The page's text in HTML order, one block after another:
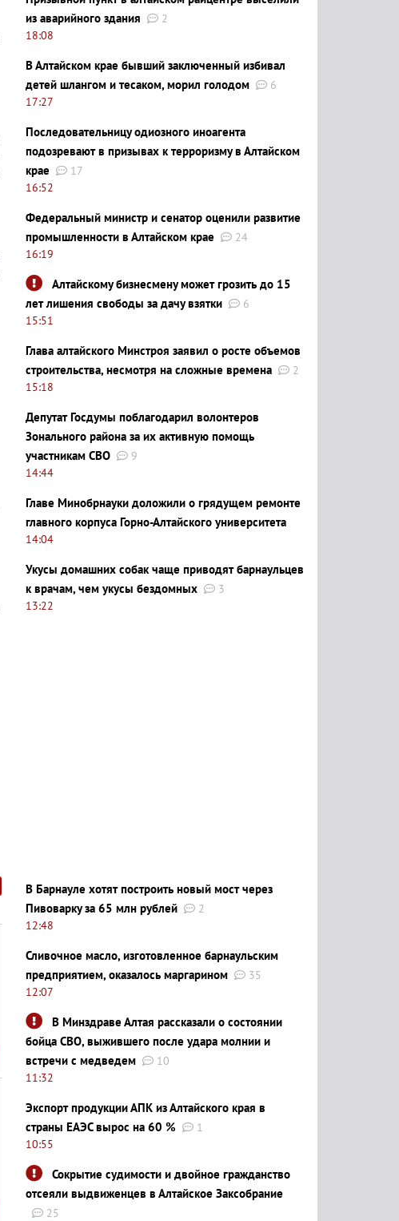
из аварийного здания
2
18:08
В Алтайском крае бывший заключенный избивал
детей шлангом и тесаком, морил голодом
6
17:27
Последовательницу одиозного иноагента
подозревают в призывах к терроризму в Алтайском
крае
17
16:52
Федеральный министр и сенатор оценили развитие
промышленности в Алтайском крае
24
16:19
Алтайскому бизнесмену может грозить до 15
лет лишения свободы за дачу взятки
6
15:51
Глава алтайского Минстроя заявил о росте объемов
строительства, несмотря на сложные времена
2
15:18
Депутат Госдумы поблагодарил волонтеров
Зонального района за их активную помощь
участникам СВО
9
14:44
Главе Минобрнауки доложили о грядущем ремонте
главного корпуса Горно-Алтайского университета
14:04
Укусы домашних собак чаще приводят барнаульцев
к врачам, чем укусы бездомных
3
13:22
В Барнауле хотят построить новый мост через
Пивоварку за 65 млн рублей
2
12:48
Сливочное масло, изготовленное барнаульским
предприятием, оказалось маргарином
35
12:07
В Минздраве Алтая рассказали о состоянии
бойца СВО, выжившего после удара молнии и
встречи с медведем
10
11:32
Экспорт продукции АПК из Алтайского края в
страны ЕАЭС вырос на 60 %
1
10:55
Сокрытие судимости и двойное гражданство
отсеяли выдвиженцев в Алтайское Заксобрание
25